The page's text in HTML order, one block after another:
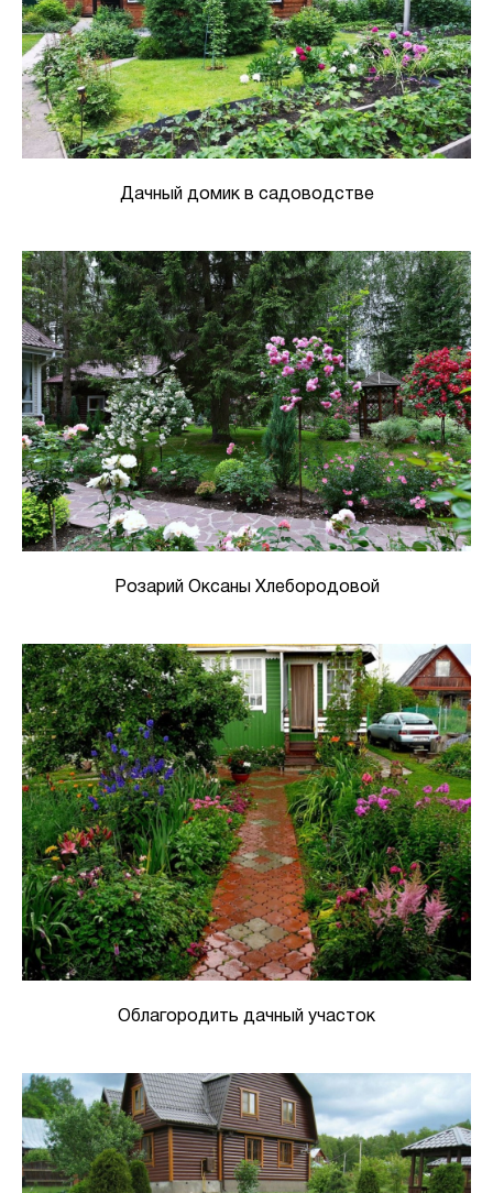
Дачный домик в садоводстве
Розарий Оксаны Хлебородовой
Облагородить дачный участок